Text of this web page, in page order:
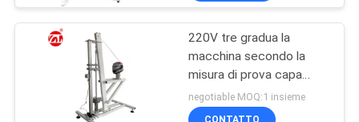
220V tre gradua la
macchina secondo la
misura di prova capa
della stabilità del
dispositivo della
negotiable MOQ:1 insieme
CONTATTO